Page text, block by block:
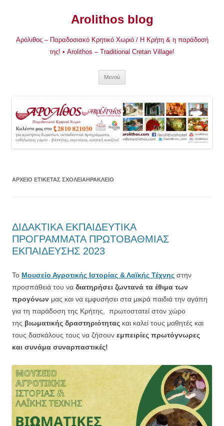
Arolithos blog
Αρόλιθος – Παραδοσιακό Κρητικό Χωριό / Η Κρήτη & η παράδοσή
της! • Arolithos – Traditional Cretan Village!
Μενού
ΑΡΧΕΊΟ ΕΤΙΚΈΤΑΣ ΣΧΟΛΕΙΑΗΡΑΚΛΕΙΟ
ΔΙΔΑΚΤΙΚΑ ΕΚΠΑΙΔΕΥΤΙΚΑ
ΠΡΟΓΡΑΜΜΑΤΑ ΠΡΩΤΟΒΑΘΜΙΑΣ
ΕΚΠΑΙΔΕΥΣΗΣ 2023
Το Μουσείο Αγροτικής Ιστορίας & Λαϊκής Τέχνης στην
προσπάθειά του να διατηρήσει ζωντανά τα έθιμα των
προγόνων μας και να εμφυσήσει στα μικρά παιδιά την αγάπη
για τη παράδοση της Κρήτης, πρωτοστατεί στον χώρο
της βιωματικής δραστηριότητας και καλεί τους μαθητές και
τους δασκάλους τους να ζήσουν εμπειρίες πρωτόγνωρες
και συνάμα συναρπαστικές!